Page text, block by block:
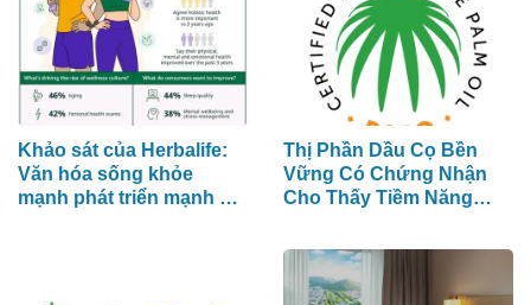
Khảo sát của Herbalife:
Văn hóa sống khỏe
mạnh phát triển mạnh mẽ
Thị Phần Dầu Cọ Bền
Vững Có Chứng Nhận
Cho Thấy Tiềm Năng